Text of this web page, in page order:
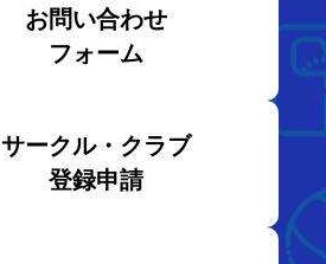
お問い合わせ
フォーム
サークル・クラブ
登録申請